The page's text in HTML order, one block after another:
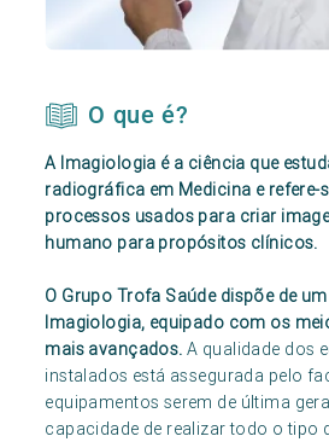
O que é?
A Imagiologia é a ciência que
radiográfica em Medicina e refere-
processos usados para criar
humano para propósitos clínicos.
O Grupo Trofa Saúde dispõe de
Imagiologia, equipado com os
mais avançados. A qualidade dos
instalados está assegurada pelo
equipamentos serem de última
capacidade de realizar todo o tipo